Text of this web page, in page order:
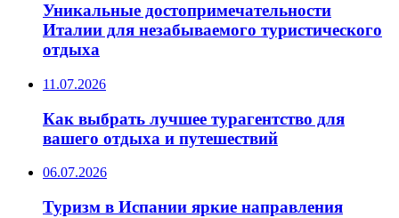
Уникальные достопримечательности
Италии для незабываемого туристического
отдыха
11.07.2026
Как выбрать лучшее турагентство для
вашего отдыха и путешествий
06.07.2026
Туризм в Испании яркие направления